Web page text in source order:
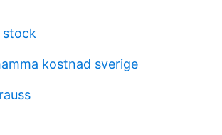
stock
kostnad sverige